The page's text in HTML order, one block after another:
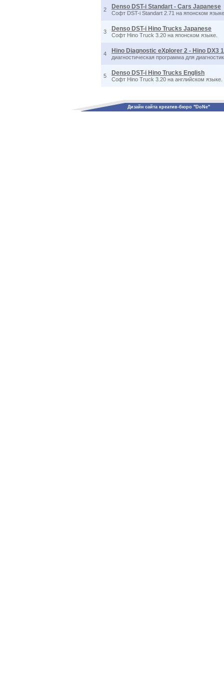
2 Denso DST-i Standart - Cars Japanese
Софт DST-i Standart 2.71 на японском
3 Denso DST-i Hino Trucks Japanese
Софт Hino Truck 3.20 на японском языке.
4 Hino Diagnostic eXplorer 2 - Hino DX3
диагностическая программа для
5 Denso DST-i Hino Trucks English
Софт Hino Truck 3.20 на английском языке.
Дизайн сайта креатив-бюро "DoNe"